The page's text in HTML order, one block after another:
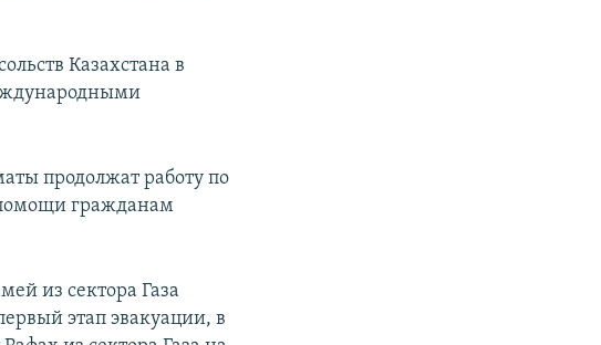
Казахстана в
продолжат работу по
гражданам
из сектора Газа
этап эвакуации, в